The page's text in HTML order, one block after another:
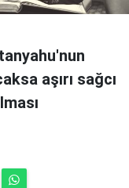
aşırı sağcı